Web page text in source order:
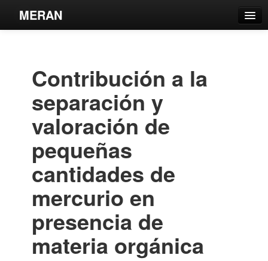
MERAN
Estantes Virtuales
Contacto
Iniciar sesión
Contribución a la
separación y
valoración de
pequeñas
cantidades de
mercurio en
presencia de
materia orgánica